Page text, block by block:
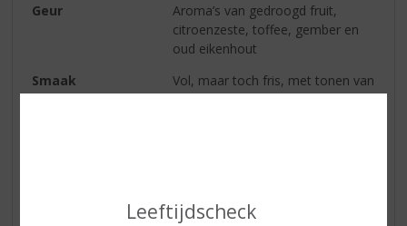
Leeftijdscheck
Geur
Aroma’s van gedroogd fruit,
citroenzeste, toffee, gember en
oud eikenhout
Smaak
Vol, maar toch fris, met tonen van
zoet gedroogd fruit en rijpende